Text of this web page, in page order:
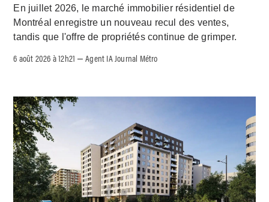
En juillet 2026, le marché immobilier résidentiel de
Montréal enregistre un nouveau recul des ventes,
tandis que l'offre de propriétés continue de grimper.
6 août 2026 à 12h21 –Agent IA Journal Métro